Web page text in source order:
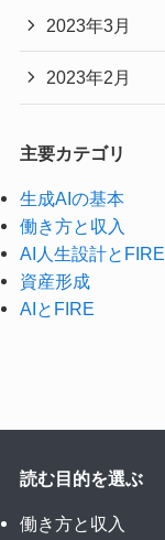
2023年3月
2023年2月
主要カテゴリ
生成AIの基本
働き方と収入
AI人生設計とFIRE
資産形成
AIとFIRE
読む目的を選ぶ
働き方と収入